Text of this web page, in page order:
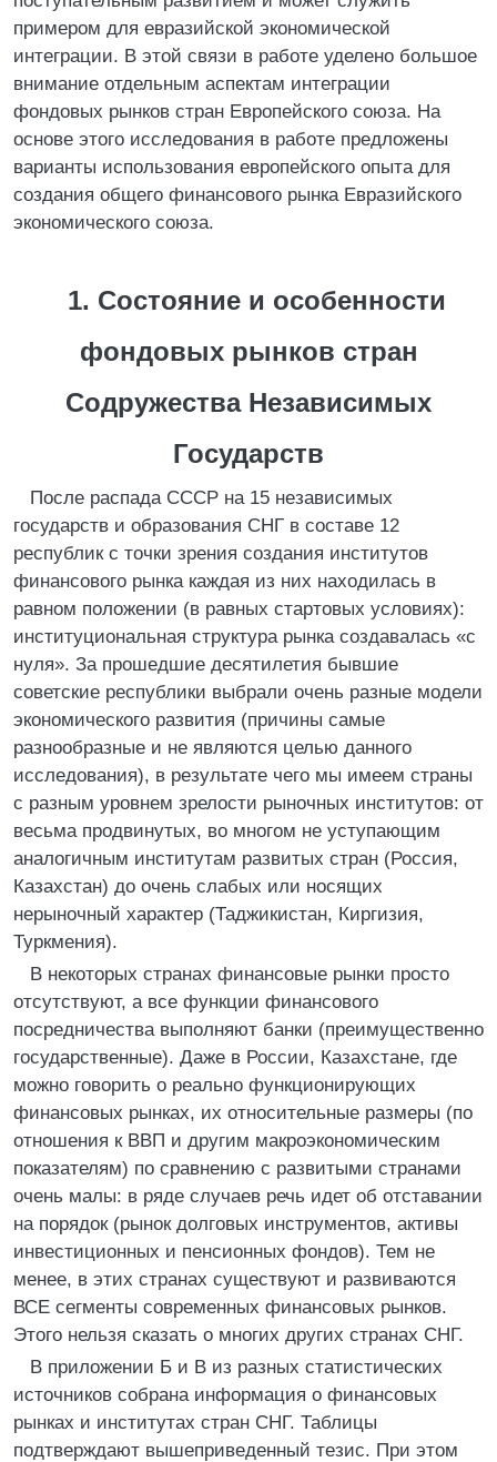
примером для евразийской экономической
интеграции. В этой связи в работе уделено большое
внимание отдельным аспектам интеграции
фондовых рынков стран Европейского союза. На
основе этого исследования в работе предложены
варианты использования европейского опыта для
создания общего финансового рынка Евразийского
экономического союза.
1. Состояние и особенности
фондовых рынков стран
Содружества Независимых
Государств
После распада СССР на 15 независимых
государств и образования СНГ в составе 12
республик с точки зрения создания институтов
финансового рынка каждая из них находилась в
равном положении (в равных стартовых условиях):
институциональная структура рынка создавалась «с
нуля». За прошедшие десятилетия бывшие
советские республики выбрали очень разные модели
экономического развития (причины самые
разнообразные и не являются целью данного
исследования), в результате чего мы имеем страны
с разным уровнем зрелости рыночных институтов: от
весьма продвинутых, во многом не уступающим
аналогичным институтам развитых стран (Россия,
Казахстан) до очень слабых или носящих
нерыночный характер (Таджикистан, Киргизия,
Туркмения).
В некоторых странах финансовые рынки просто
отсутствуют, а все функции финансового
посредничества выполняют банки (преимущественно
государственные). Даже в России, Казахстане, где
можно говорить о реально функционирующих
финансовых рынках, их относительные размеры (по
отношения к ВВП и другим макроэкономическим
показателям) по сравнению с развитыми странами
очень малы: в ряде случаев речь идет об отставании
на порядок (рынок долговых инструментов, активы
инвестиционных и пенсионных фондов). Тем не
менее, в этих странах существуют и развиваются
ВСЕ сегменты современных финансовых рынков.
Этого нельзя сказать о многих других странах СНГ.
В приложении Б и В из разных статистических
источников собрана информация о финансовых
рынках и институтах стран СНГ. Таблицы
подтверждают вышеприведенный тезис. При этом